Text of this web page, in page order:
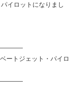
イロットになりまし
ートジェット・パイロ